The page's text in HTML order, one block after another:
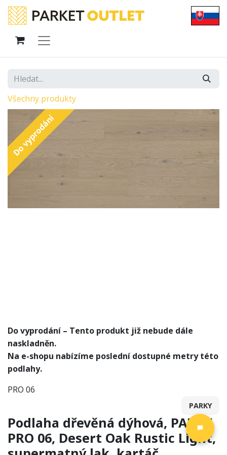
Všechny produkty
Do vyprodání
Do vyprodání – Tento produkt již nebude dále
naskladněn.
Na e-shopu nabízíme poslední dostupné metry této
podlahy.
PRO 06
PARKY
Podlaha dřevěná dýhová, PARKY,
PRO 06, Desert Oak Rustic Light,